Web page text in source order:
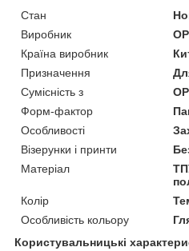
Стан
Виробник
Країна виробник
Призначення
Сумісність з
Форм-фактор
Особливості
Візерунки і принти
Матеріал
Колір
Особливість кольору
Користувальницькі